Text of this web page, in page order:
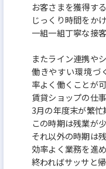
お客さまを獲得す
じっくり時間をか
一組一組丁寧な接
またライン連携や
働きやすい環境づ
率よく働くことが可
賃貸ショップの仕
3月の年度末が繁忙
この時期は残業が
それ以外の時期は
効率よく業務を進め
終わればサッサと